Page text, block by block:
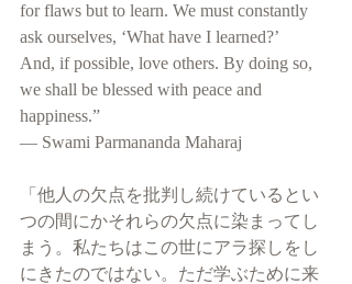
for flaws but to learn. We must constantly
ask ourselves, ‘What have I learned?’
And, if possible, love others. By doing so,
we shall be blessed with peace and
happiness.”
— Swami Parmananda Maharaj
「他人の欠点を批判し続けているとい
つの間にかそれらの欠点に染まってし
まう。私たちはこの世にアラ探しをし
にきたのではない。ただ学ぶために来